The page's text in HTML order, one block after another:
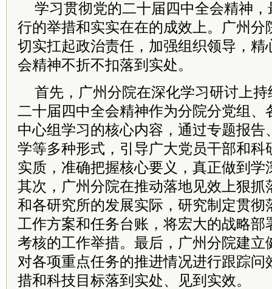
学习贯彻党的二十届四中全会精神
行的举措和实实在在的成效上。广州分
切实扛起政治责任，加强组织领导，精
会精神不折不扣落到实处。
首先，广州分院在深化学习研讨上
二十届四中全会精神作为分院分党组、
中心组学习的核心内容，通过专题报告
学等多种形式，引导广大党员干部和科
实质，准确把握核心要义，真正做到学
其次，广州分院在推动落地见效上狠抓
和各研究所的发展实际，研究制定贯彻
工作方案和任务台账，将宏大的战略部
考核的工作举措。最后，广州分院建立
对各项重点任务的推进情况进行跟踪问
措和科技目标落到实处、见到实效。